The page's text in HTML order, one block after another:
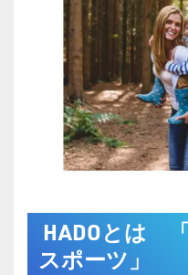
HADOとは
スポーツ」